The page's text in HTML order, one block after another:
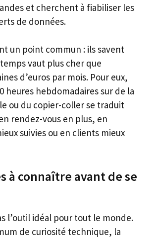
et cherchent à fiabiliser les
de données.
un point commun : ils savent
vaut plus cher que
d’euros par mois. Pour eux,
heures hebdomadaires sur de la
ou du copier-coller se traduit
rendez-vous en plus, en
suivies ou en clients mieux
à connaître avant de se
l’outil idéal pour tout le monde.
de curiosité technique, la